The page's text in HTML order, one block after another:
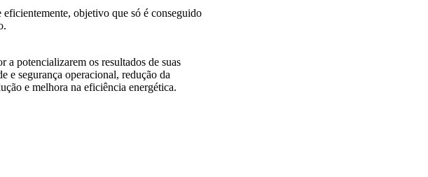
objetivo que só é conseguido
a potencializarem os resultados de suas
e segurança operacional, redução da
e melhora na eficiência energética.